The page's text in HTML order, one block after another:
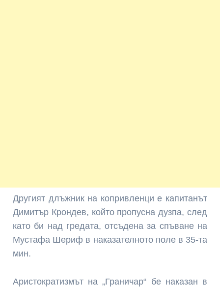
Другият длъжник на копривленци е капитанът
Димитър Крондев, който пропусна дузпа, след
като би над гредата, отсъдена за спъване на
Мустафа Шериф в наказателното поле в 35-та
мин.
Аристократизмът на „Граничар“ бе наказан в